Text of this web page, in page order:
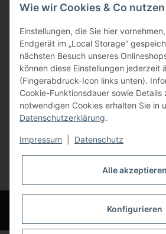
Gewerbering 17
84072 Au i.d. Hallertau
info@bauer-tore.de
Vertrag widerrufen
* Alle Preise inkl. gesetzlicher USt., zzgl.Versand
© Bauer-Systemtechnik GmbH - Technische
vorbehalten
Wie wir Cookies & Co nutzen
Einstellungen, die Sie hier
Endgerät im „Local Storage“
nächsten Besuch unseres
können diese Einstellungen jederzeit
(Fingerabdruck-Icon links unten).
Cookie-Funktionsdauer sowie Details
notwendigen Cookies erhalten Sie in
Datenschutzerklärung.
Impressum Datenschutz
Alle akzeptieren
Konfigurieren